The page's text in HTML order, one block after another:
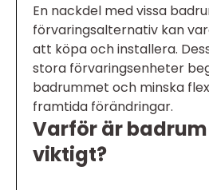
En nackdel med vissa
förvaringsalternativ kan
att köpa och installera.
stora förvaringsenheter
badrummet och minska
framtida förändringar.
Varför är
viktigt?